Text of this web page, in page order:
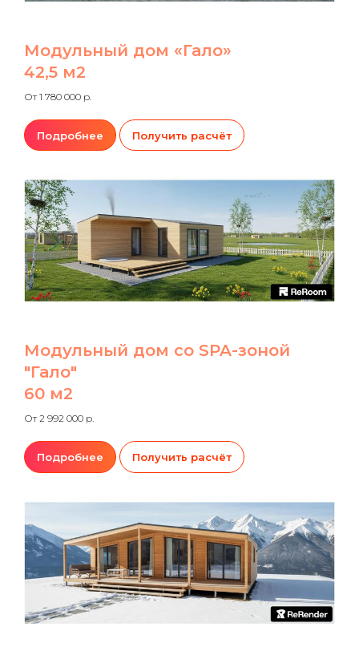
Модульный дом «Гало»
42,5 м2
От 1 780 000 р.
Подробнее Получить расчёт
Модульный дом со SPA-зоной
"Гало"
60 м2
От 2 992 000 р.
Подробнее Получить расчёт